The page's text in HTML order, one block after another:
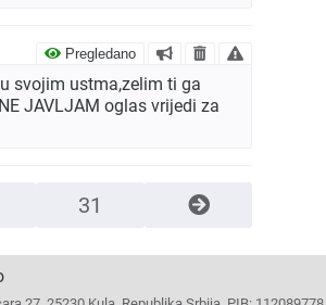
Pregledano
svojim ustma,zelim ti ga
JAVLJAM oglas vrijedi za
31